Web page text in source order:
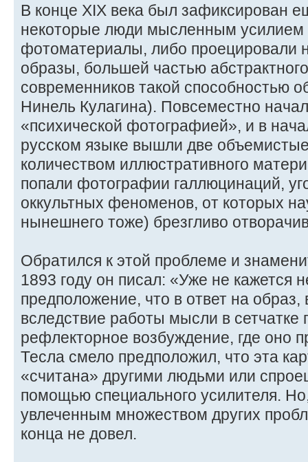
В конце XIX века был зафиксирован
некоторые люди мысленным усилием
фотоматериалы, либо проецировали
образы, большей частью
современников такой способностью
Нинель Кулагина). Повсеместно
«психической фотографией», и в
русском языке вышли две
количеством иллюстративного
попали фотографии галлюцинаций,
оккультных феноменов, от которых
нынешнего тоже) брезгливо
Обратился к этой проблеме и
1893 году он писал: «Уже не кажется
предположение, что в ответ на
вследствие работы мысли в сетчатке
рефлекторное возбуждение, где оно
Тесла смело предположил, что эта
«считана» другими людьми или
помощью специального усилителя.
увлеченным множеством других
конца не довел.